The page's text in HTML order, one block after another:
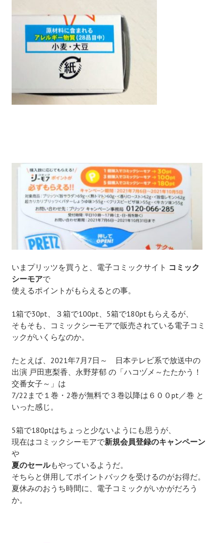
いまプリッツを買うと、電子コミックサイト コミック
シーモアで
使えるポイントがもらえるとの事。
1箱で30pt、３箱で100pt、5箱で180ptもらえるが、
そもそも、コミックシーモアで販売されている電子コミ
ックがいくらなのか。
たとえば、 2021年7月7日～ 日本テレビ系で放送中の
出演 戸田恵梨香、永野芽郁 の 「ハコヅメ～たたかう！
交番女子～」は
7/22まで１巻・2巻が無料で３巻以降は６００pt／巻 と
いった感じ。
5箱で180ptはちょっと少ないようにも思うが、
現在はコミックシーモアで新規会員登録のキャンペーン
や
夏のセールもやっているようだ。
そちらと併用してポイントバックを受けるのがお得だ。
夏休みのおうち時間に、電子コミックがいかがだろう
か。